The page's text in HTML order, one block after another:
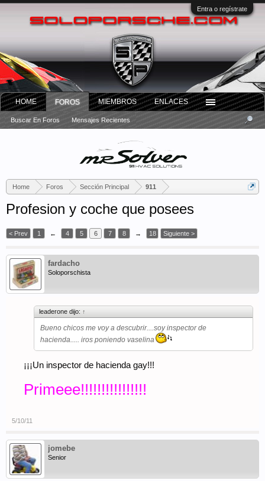
Entra o regístrate
Home Foros Sección Principal 911
Profesion y coche que posees
< Prev 1 ← 4 5 6 7 8 → 18 Siguiente >
fardacho
Soloporschista
leaderone dijo: ↑
Bueno chicos me voy a descubrir....soy inspector de
hacienda..... iros poniendo vaselina
¡¡¡Un inspector de hacienda gay!!!
Primeee!!!!!!!!!!!!!!!!
5/10/11
jomebe
Senior
HOME FOROS
Buscar En Foros Mensajes Recientes
MIEMBROS ENLACES